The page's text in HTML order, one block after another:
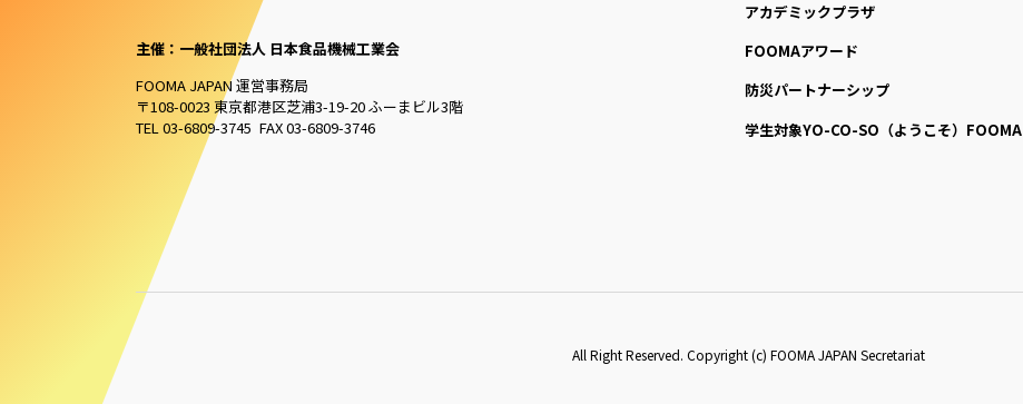
主催：一般社団法人 日本食品機械工業会
FOOMA JAPAN 運営事務局
〒108-0023 東京都港区芝浦3-19-20 ふーまビル3階
TEL 03-6809-3745 FAX 03-6809-3746
アカデミックプラザ
FOOMAアワード
防災パートナーシップ
学生対象YO-CO-SO （ようこそ）FOOMA
All Right Reserved. Copyright (c) FOOMA JAPAN Secretariat